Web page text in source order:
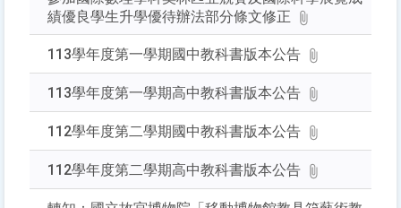
詢
績優良學生升學優待辦法部分條文修正
113學年度第一學期國中教科書版本公告
113學年度第一學期高中教科書版本公告
112學年度第二學期國中教科書版本公告
112學年度第二學期高中教科書版本公告